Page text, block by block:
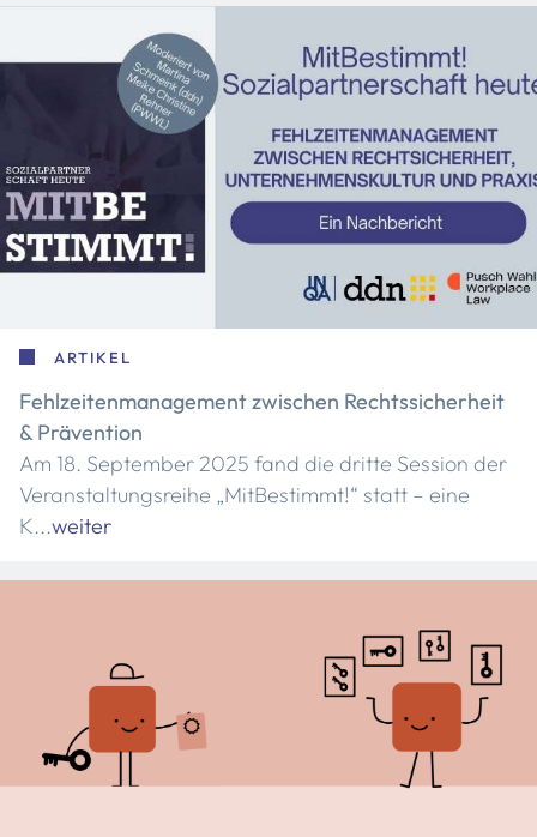
ARTIKEL
Fehlzeitenmanagement zwischen Rechtssicherheit
& Prävention
Am 18. September 2025 fand die dritte Session der
Veranstaltungsreihe „MitBestimmt!“ statt – eine
K...weiter